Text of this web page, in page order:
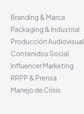
Branding & Marca
Packaging & Industrial
Producción Audiovisual
Contenidos Social
Influencer Marketing
RRPP & Prensa
Manejo de Crisis